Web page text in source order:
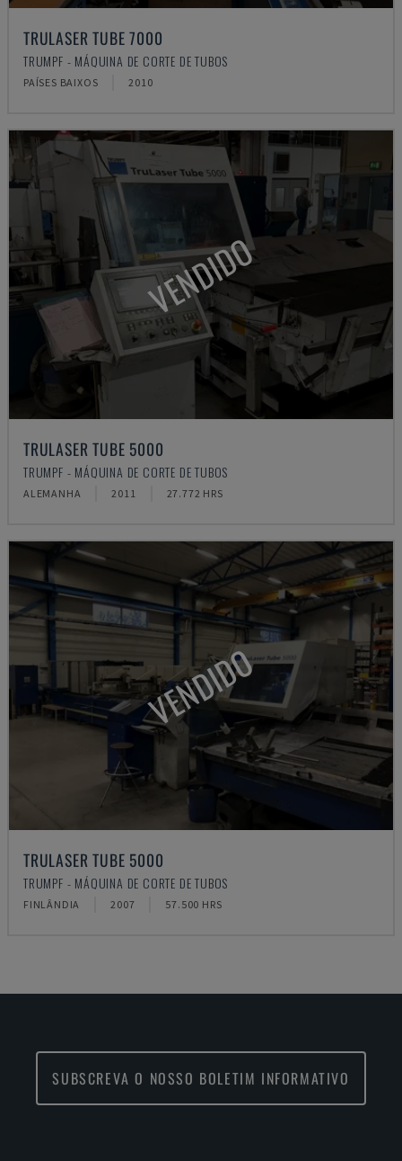
TRULASER TUBE 7000
TRUMPF - MÁQUINA DE CORTE DE TUBOS
PAÍSES BAIXOS 2010
VENDIDO
TRULASER TUBE 5000
TRUMPF - MÁQUINA DE CORTE DE TUBOS
ALEMANHA 2011 27.772 HRS
VENDIDO
TRULASER TUBE 5000
TRUMPF - MÁQUINA DE CORTE DE TUBOS
FINLÂNDIA 2007 57.500 HRS
SUBSCREVA O NOSSO BOLETIM INFORMATIVO